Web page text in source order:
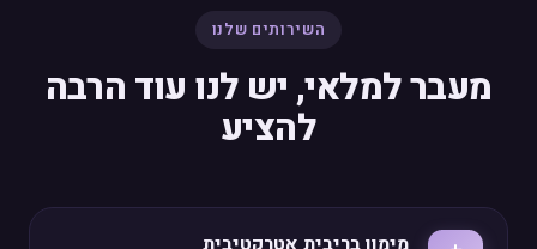
השירותים שלנו
מעבר למלאי, יש לנו עוד הרבה
להציע